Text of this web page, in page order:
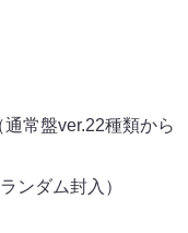
常盤ver.22種類から
ンダム封入）